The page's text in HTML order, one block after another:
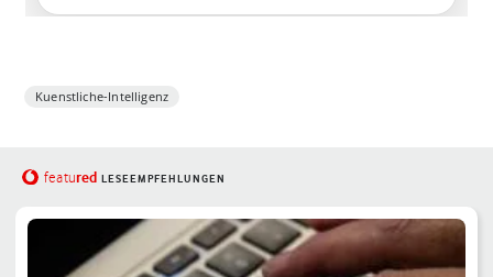
Kuenstliche-Intelligenz
featured LESEEMPFEHLUNGEN